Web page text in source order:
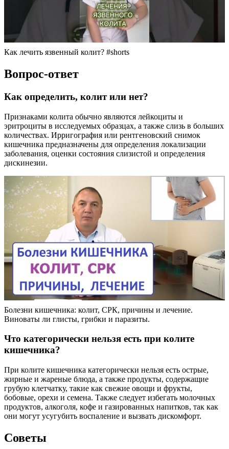
Как лечить язвенный колит? #shorts
Вопрос-ответ
Как определить, колит или нет?
Признаками колита обычно являются лейкоциты и
эритроциты в исследуемых образцах, а также слизь в больших
количествах. Ирригография или рентгеновский снимок
кишечника предназначены для определения локализации
заболевания, оценки состояния слизистой и определения
дискинезии.
Болезни кишечника: колит, СРК, причины и лечение.
Виноваты ли глисты, грибки и паразиты.
Что категорически нельзя есть при колите
кишечника?
При колите кишечника категорически нельзя есть острые,
жирные и жареные блюда, а также продукты, содержащие
грубую клетчатку, такие как свежие овощи и фрукты,
бобовые, орехи и семена. Также следует избегать молочных
продуктов, алкоголя, кофе и газированных напитков, так как
они могут усугубить воспаление и вызвать дискомфорт.
Советы